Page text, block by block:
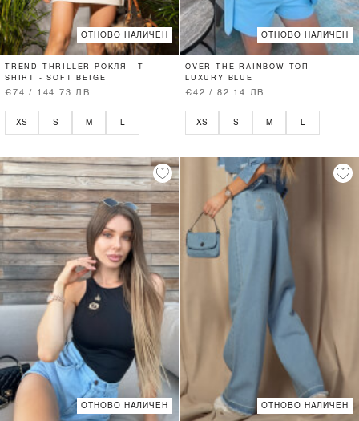
ОТНОВО НАЛИЧЕН
TREND THRILLER РОКЛЯ - T-
SHIRT - SOFT BEIGE
€74 / 144.73 ЛВ.
XS S M
ОТНОВО НАЛИЧЕН
OVER THE RAINBOW ТОП -
LUXURY BLUE
€42 / 82.14 ЛВ.
XS S M
ОТНОВО НАЛИЧЕН ОТНОВО НАЛИЧЕН